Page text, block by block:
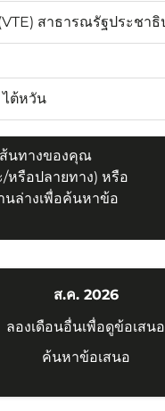
ส้นทางของคุณ
หรือปลายทาง) หรือ
นล่างเพื่อค้นหาข้อ
ส.ค. 2026
ลองเดือนอื่นเพื่อดูข้อเสนอ
ค้นหาข้อเสนอ